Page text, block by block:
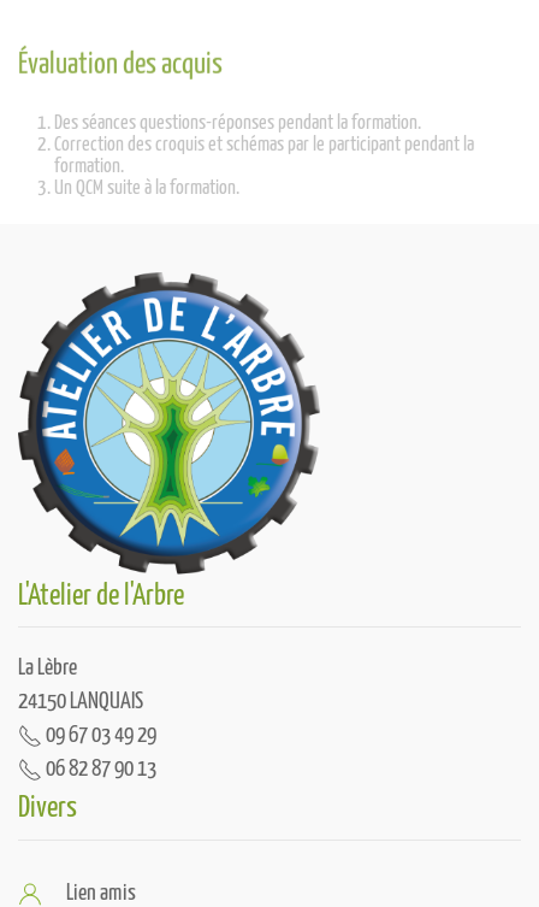
Évaluation des acquis
Correction des croquis et schémas par le participant pendant la
formation.
Un QCM suite à la formation.
L'Atelier de l'Arbre
La Lèbre
24150 LANQUAIS
09 67 03 49 29
06 82 87 90 13
Divers
Lien amis